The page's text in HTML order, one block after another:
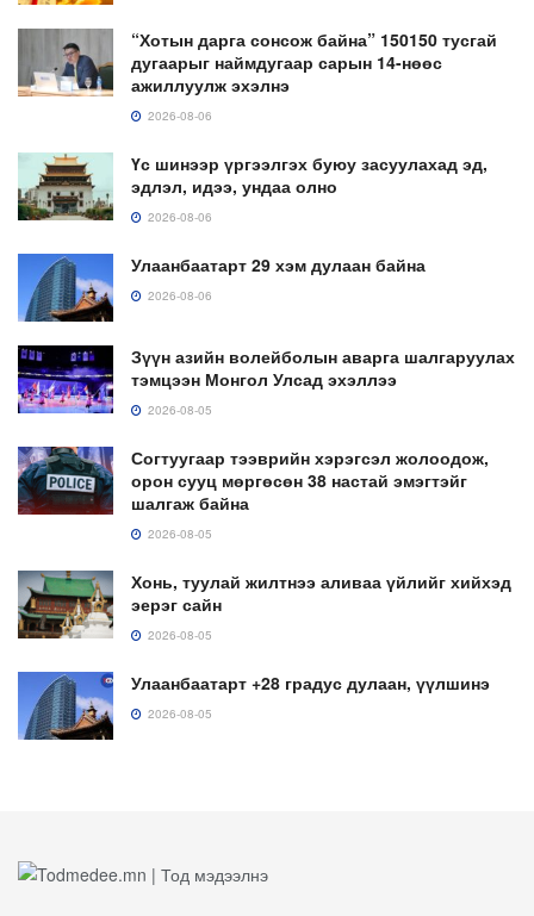
“Хотын дарга сонсож байна” 150150 тусгай
дугаарыг наймдугаар сарын 14-нөөс
ажиллуулж эхэлнэ
2026-08-06
Үс шинээр үргээлгэх буюу засуулахад эд,
эдлэл, идээ, ундаа олно
2026-08-06
Улаанбаатарт 29 хэм дулаан байна
2026-08-06
Зүүн азийн волейболын аварга шалгаруулах
тэмцээн Монгол Улсад эхэллээ
2026-08-05
Согтуугаар тээврийн хэрэгсэл жолоодож,
орон сууц мөргөсөн 38 настай эмэгтэйг
шалгаж байна
2026-08-05
Хонь, туулай жилтнээ аливаа үйлийг хийхэд
эерэг сайн
2026-08-05
Улаанбаатарт +28 градус дулаан, үүлшинэ
2026-08-05